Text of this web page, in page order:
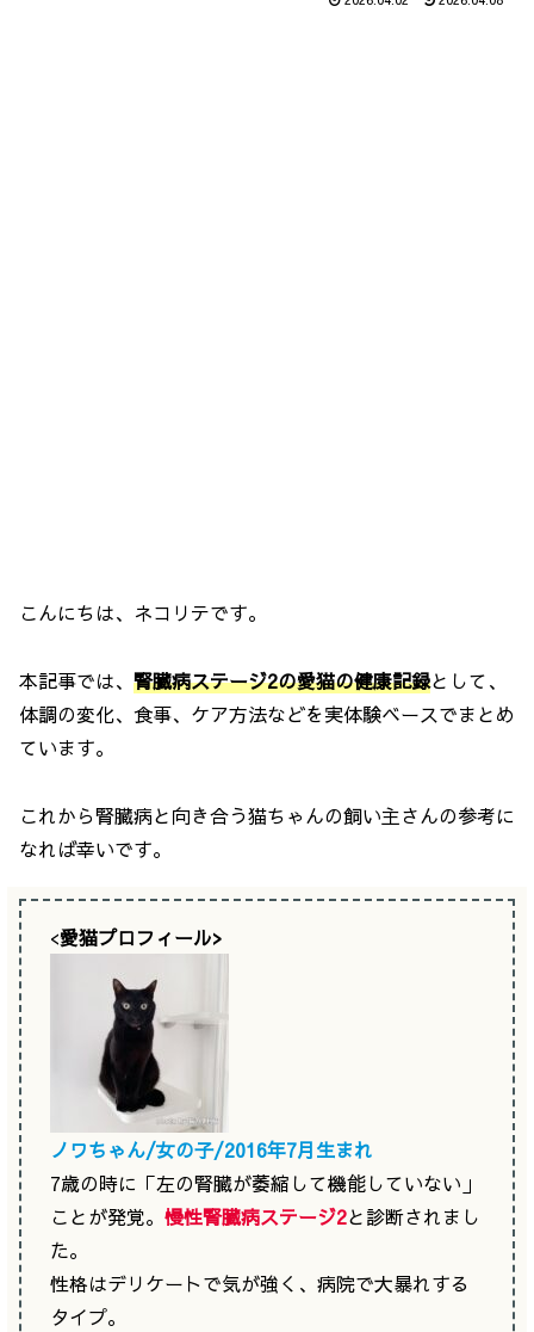
こんにちは、ネコリテです。
本記事では、 腎臓病ステージ2の愛猫の健康記録として、
体調の変化、食事、ケア方法などを実体験ベースでまとめ
ています。
これから腎臓病と向き合う猫ちゃんの飼い主さんの参考に
なれば幸いです。
<愛猫プロフィール>
ノワちゃん/女の子/2016年7月生まれ
7歳の時に「左の腎臓が萎縮して機能していない」
ことが発覚。 慢性腎臓病ステージ2と診断されまし
た。
性格はデリケートで気が強く、病院で大暴れする
タイプ。